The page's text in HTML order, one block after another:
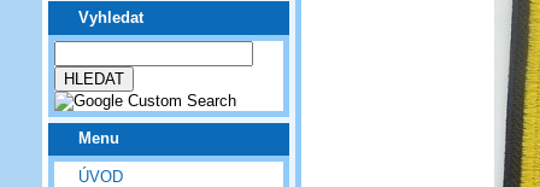
Vyhledat
Menu
ÚVOD